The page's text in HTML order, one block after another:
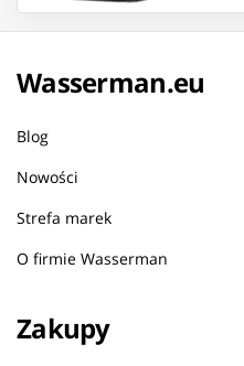
Wasserman.eu
Blog
Nowości
Strefa marek
O firmie Wasserman
Zakupy